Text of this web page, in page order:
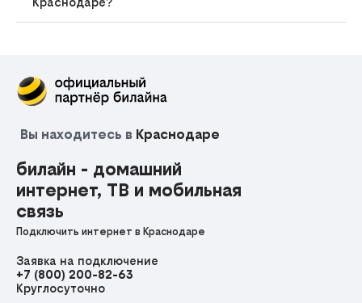
Вы находитесь в Краснодаре
билайн - домашний
интернет, ТВ и мобильная
связь
Подключить интернет в Краснодаре
Заявка на подключение
+7 (800) 200-82-63
Круглосуточно